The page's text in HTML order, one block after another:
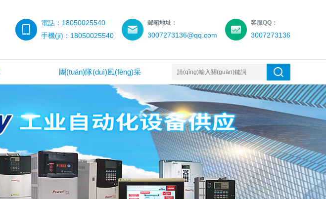
客服QQ：
3007273136
郵箱地址：
3007273136@qq.com
電話：18050025540
手機(jī)：18050025540
團(tuán)隊(duì)風(fēng)采 聯(lián)系我們